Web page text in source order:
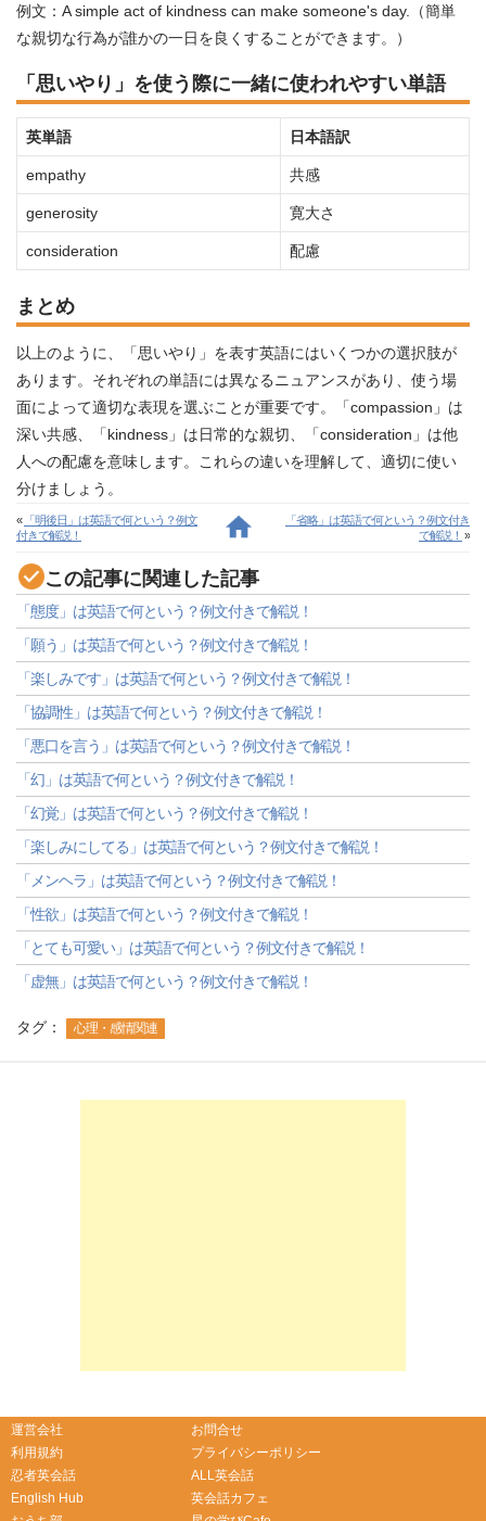
例文：A simple act of kindness can make someone's day.（簡単
な親切な行為が誰かの一日を良くすることができます。）
「思いやり」を使う際に一緒に使われやすい単語
英単語 日本語訳
empathy 共感
generosity 寛大さ
consideration 配慮
まとめ
以上のように、「思いやり」を表す英語にはいくつかの選択肢が
あります。それぞれの単語には異なるニュアンスがあり、使う場
面によって適切な表現を選ぶことが重要です。「compassion」は
深い共感、「kindness」は日常的な親切、「consideration」は他
人への配慮を意味します。これらの違いを理解して、適切に使い
分けましょう。
« 「明後日」は英語で何という？例文
付きで解説！
「省略」は英語で何という？例文付き
で解説！ »
この記事に関連した記事
「態度」は英語で何という？例文付きで解説！
「願う」は英語で何という？例文付きで解説！
「楽しみです」は英語で何という？例文付きで解説！
「協調性」は英語で何という？例文付きで解説！
「悪口を言う」は英語で何という？例文付きで解説！
「幻」は英語で何という？例文付きで解説！
「幻覚」は英語で何という？例文付きで解説！
「楽しみにしてる」は英語で何という？例文付きで解説！
「メンヘラ」は英語で何という？例文付きで解説！
「性欲」は英語で何という？例文付きで解説！
「とても可愛い」は英語で何という？例文付きで解説！
「虚無」は英語で何という？例文付きで解説！
タグ： 心理・感情関連
運営会社
お問合せ
利用規約
プライバシーポリシー
忍者英会話
ALL英会話
English Hub
英会話カフェ